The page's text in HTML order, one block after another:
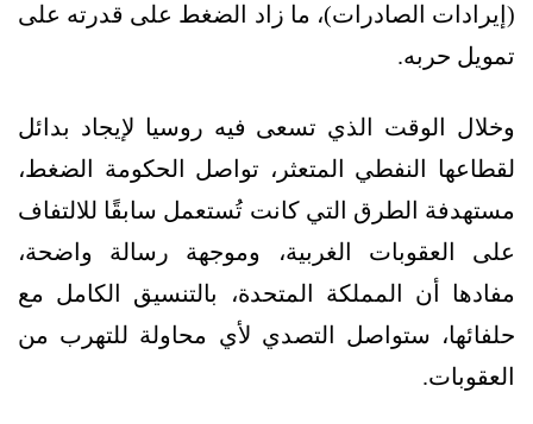
(إيرادات الصادرات)، ما زاد الضغط على قدرته على
تمويل حربه.
وخلال الوقت الذي تسعى فيه روسيا لإيجاد بدائل
لقطاعها النفطي المتعثر، تواصل الحكومة الضغط،
مستهدفة الطرق التي كانت تُستعمل سابقًا للالتفاف
على العقوبات الغربية، وموجهة رسالة واضحة،
مفادها أن المملكة المتحدة، بالتنسيق الكامل مع
حلفائها، ستواصل التصدي لأي محاولة للتهرب من
العقوبات.